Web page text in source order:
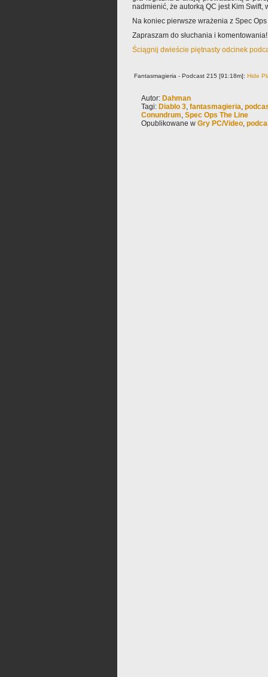
nadmienić, że autorką QC jest Kim Swift,
Na koniec pierwsze wrażenia z Spec
Zapraszam do słuchania i komentowania!
Ściągnij dwieście piętnasty odcinek
Fantasmagieria - Podcast 215 [91:18m]: Hide
Autor: Dahman
Tagi: Diablo 3, fantasmagieria,
Conundrum, Spec Ops The Line
Opublikowane w Gry PC/Video,